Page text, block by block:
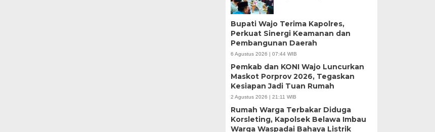
Bupati Wajo Terima Kapolres,
Perkuat Sinergi Keamanan dan
Pembangunan Daerah
6 Agustus 2026 | 07:44 WIB
Pemkab dan KONI Wajo Luncurkan
Maskot Porprov 2026, Tegaskan
Kesiapan Jadi Tuan Rumah
2 Agustus 2026 | 21:11 WIB
Rumah Warga Terbakar Diduga
Korsleting, Kapolsek Belawa Imbau
Warga Waspadai Bahaya Listrik